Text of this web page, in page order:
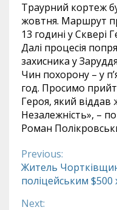
Траурний кортеж
жовтня. Маршрут
13 годині у Сквері
Далі процесія
захисника у
Чин похорону – у
год. Просимо
Героя, який віддав
Незалежність», –
Роман
Continue
Reading
Previous:
Житель
поліцейським $500
Next: